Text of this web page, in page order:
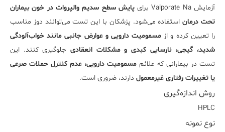
آزمایش Valporate Na برای
پایش سطح سدیم والپروات در خون بیماران
تحت درماناستفاده می‌شود. پزشکان با این تست می‌توانند دوز مناسب
را تعیین کرده و از مسمومیت دارویی و عوارض جانبی مانند خواب‌آلودگی
شدید، گیجی، نارسایی کبدی و مشکلات انعقادی جلوگیری کنند. این
تست در بیمارانی که علائم مسمومیت دارویی، عدم کنترل حملات صرعی
یا تغییرات رفتاری غیرمعمول دارند، ضروری است.
روش اندازه‌گیری
HPLC
نوع نمونه